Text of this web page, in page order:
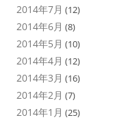
2014年7月 (12)
2014年6月 (8)
2014年5月 (10)
2014年4月 (12)
2014年3月 (16)
2014年2月 (7)
2014年1月 (25)